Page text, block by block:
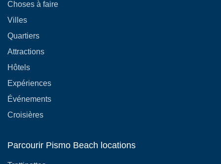
Choses à faire
Villes
Quartiers
Attractions
Hôtels
Expériences
Événements
Croisières
Parcourir Pismo Beach locations